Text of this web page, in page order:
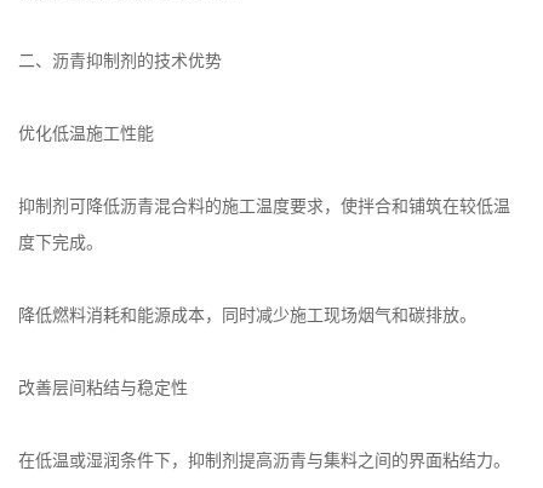
二、沥青抑制剂的技术优势
优化低温施工性能
抑制剂可降低沥青混合料的施工温度要求，使拌合和铺筑在较低温
度下完成。
降低燃料消耗和能源成本，同时减少施工现场烟气和碳排放。
改善层间粘结与稳定性
在低温或湿润条件下，抑制剂提高沥青与集料之间的界面粘结力。